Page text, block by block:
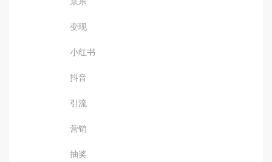
变现
小红书
抖音
引流
营销
抽奖